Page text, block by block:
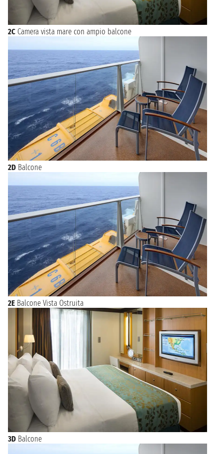
2C Camera vista mare con ampio balcone
2D Balcone
2E Balcone Vista Ostruita
3D Balcone